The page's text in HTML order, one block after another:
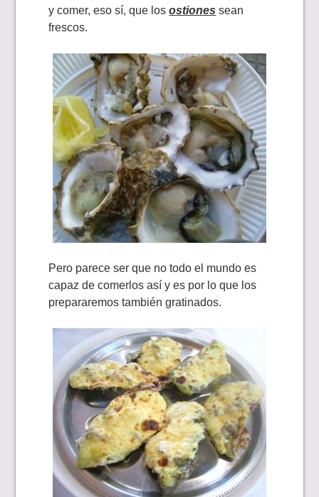
y comer, eso sí, que losostiones sean
frescos.
Pero parece ser que no todo el mundo es
capaz de comerlos así y es por lo que los
prepararemos también gratinados.